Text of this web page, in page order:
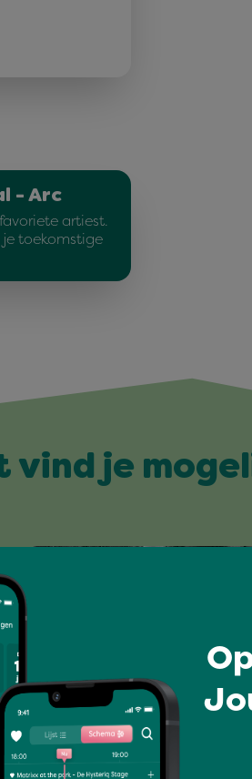
- Arc
artiest.
je toekomstige
vind je
I love music